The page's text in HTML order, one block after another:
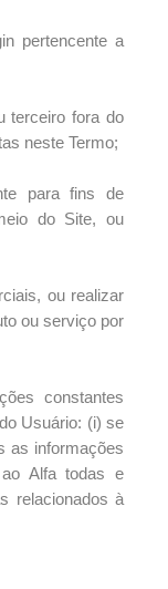
pertencente a
terceiro fora do
neste Termo;
para fins de
do Site, ou
ou realizar
ou serviço por
constantes
Usuário: (i) se
as informações
Alfa todas e
relacionados à